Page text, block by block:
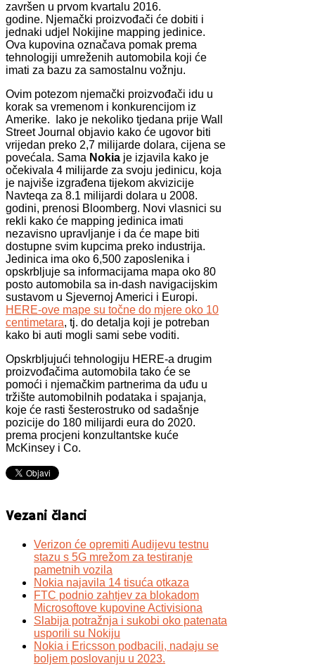
završen u prvom kvartalu 2016.
godine. Njemački proizvođači će dobiti i
jednaki udjel Nokijine mapping jedinice.
Ova kupovina označava pomak prema
tehnologiji umreženih automobila koji će
imati za bazu za samostalnu vožnju.
Ovim potezom njemački proizvođači idu u
korak sa vremenom i konkurencijom iz
Amerike. Iako je nekoliko tjedana prije Wall
Street Journal objavio kako će ugovor biti
vrijedan preko 2,7 milijarde dolara, cijena se
povećala. Sama Nokia je izjavila kako je
očekivala 4 milijarde za svoju jedinicu, koja
je najviše izgrađena tijekom akvizicije
Navteqa za 8.1 milijardi dolara u 2008.
godini, prenosi Bloomberg. Novi vlasnici su
rekli kako će mapping jedinica imati
nezavisno upravljanje i da će mape biti
dostupne svim kupcima preko industrija.
Jedinica ima oko 6,500 zaposlenika i
opskrbljuje sa informacijama mapa oko 80
posto automobila sa in-dash navigacijskim
sustavom u Sjevernoj Americi i Europi.
HERE-ove mape su točne do mjere oko 10
centimetara, tj. do detalja koji je potreban
kako bi auti mogli sami sebe voditi.
Opskrbljujući tehnologiju HERE-a drugim
proizvođačima automobila tako će se
pomoći i njemačkim partnerima da uđu u
tržište automobilnih podataka i spajanja,
koje će rasti šesterostruko od sadašnje
pozicije do 180 milijardi eura do 2020.
prema procjeni konzultantske kuće
McKinsey i Co.
Vezani članci
Verizon će opremiti Audijevu testnu
stazu s 5G mrežom za testiranje
pametnih vozila
Nokia najavila 14 tisuća otkaza
FTC podnio zahtjev za blokadom
Microsoftove kupovine Activisiona
Slabija potražnja i sukobi oko patenata
usporili su Nokiju
Nokia i Ericsson podbacili, nadaju se
boljem poslovanju u 2023.